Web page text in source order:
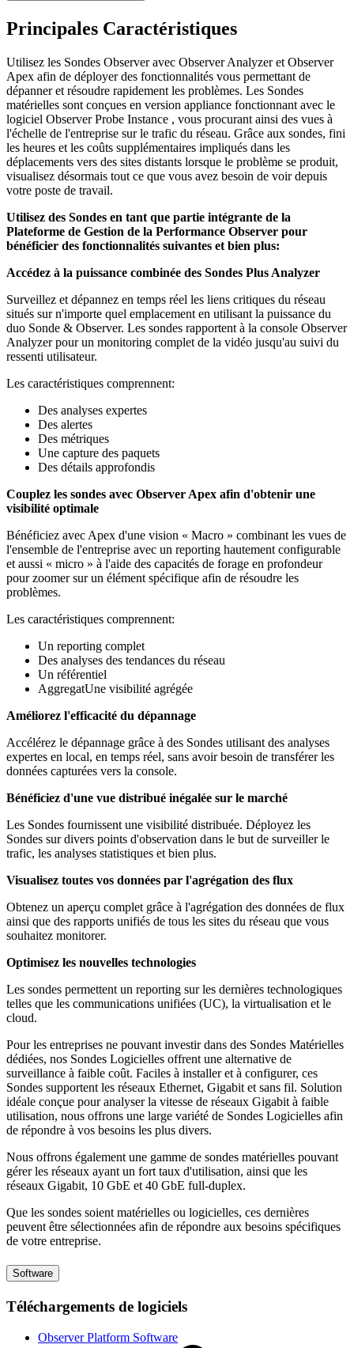
Principales Caractéristiques
Utilisez les Sondes Observer avec Observer Analyzer et Observer
Apex afin de déployer des fonctionnalités vous permettant de
dépanner et résoudre rapidement les problèmes. Les Sondes
matérielles sont conçues en version appliance fonctionnant avec le
logiciel Observer Probe Instance , vous procurant ainsi des vues à
l'échelle de l'entreprise sur le trafic du réseau. Grâce aux sondes, fini
les heures et les coûts supplémentaires impliqués dans les
déplacements vers des sites distants lorsque le problème se produit,
visualisez désormais tout ce que vous avez besoin de voir depuis
votre poste de travail.
Utilisez des Sondes en tant que partie intégrante de la
Plateforme de Gestion de la Performance Observer pour
bénéficier des fonctionnalités suivantes et bien plus:
Accédez à la puissance combinée des Sondes Plus Analyzer
Surveillez et dépannez en temps réel les liens critiques du réseau
situés sur n'importe quel emplacement en utilisant la puissance du
duo Sonde & Observer. Les sondes rapportent à la console Observer
Analyzer pour un monitoring complet de la vidéo jusqu'au suivi du
ressenti utilisateur.
Les caractéristiques comprennent:
Des analyses expertes
Des alertes
Des métriques
Une capture des paquets
Des détails approfondis
Couplez les sondes avec Observer Apex afin d'obtenir une
visibilité optimale
Bénéficiez avec Apex d'une vision « Macro » combinant les vues de
l'ensemble de l'entreprise avec un reporting hautement configurable
et aussi « micro » à l'aide des capacités de forage en profondeur
pour zoomer sur un élément spécifique afin de résoudre les
problèmes.
Les caractéristiques comprennent:
Un reporting complet
Des analyses des tendances du réseau
Un référentiel
AggregatUne visibilité agrégée
Améliorez l'efficacité du dépannage
Accélérez le dépannage grâce à des Sondes utilisant des analyses
expertes en local, en temps réel, sans avoir besoin de transférer les
données capturées vers la console.
Bénéficiez d'une vue distribué inégalée sur le marché
Les Sondes fournissent une visibilité distribuée. Déployez les
Sondes sur divers points d'observation dans le but de surveiller le
trafic, les analyses statistiques et bien plus.
Visualisez toutes vos données par l'agrégation des flux
Obtenez un aperçu complet grâce à l'agrégation des données de flux
ainsi que des rapports unifiés de tous les sites du réseau que vous
souhaitez monitorer.
Optimisez les nouvelles technologies
Les sondes permettent un reporting sur les dernières technologiques
telles que les communications unifiées (UC), la virtualisation et le
cloud.
Pour les entreprises ne pouvant investir dans des Sondes Matérielles
dédiées, nos Sondes Logicielles offrent une alternative de
surveillance à faible coût. Faciles à installer et à configurer, ces
Sondes supportent les réseaux Ethernet, Gigabit et sans fil. Solution
idéale conçue pour analyser la vitesse de réseaux Gigabit à faible
utilisation, nous offrons une large variété de Sondes Logicielles afin
de répondre à vos besoins les plus divers.
Nous offrons également une gamme de sondes matérielles pouvant
gérer les réseaux ayant un fort taux d'utilisation, ainsi que les
réseaux Gigabit, 10 GbE et 40 GbE full-duplex.
Que les sondes soient matérielles ou logicielles, ces dernières
peuvent être sélectionnées afin de répondre aux besoins spécifiques
de votre entreprise.
Software
Téléchargements de logiciels
Observer Platform Software